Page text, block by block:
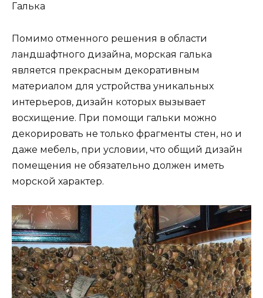
Галька
Помимо отменного решения в области
ландшафтного дизайна, морская галька
является прекрасным декоративным
материалом для устройства уникальных
интерьеров, дизайн которых вызывает
восхищение. При помощи гальки можно
декорировать не только фрагменты стен, но и
даже мебель, при условии, что общий дизайн
помещения не обязательно должен иметь
морской характер.